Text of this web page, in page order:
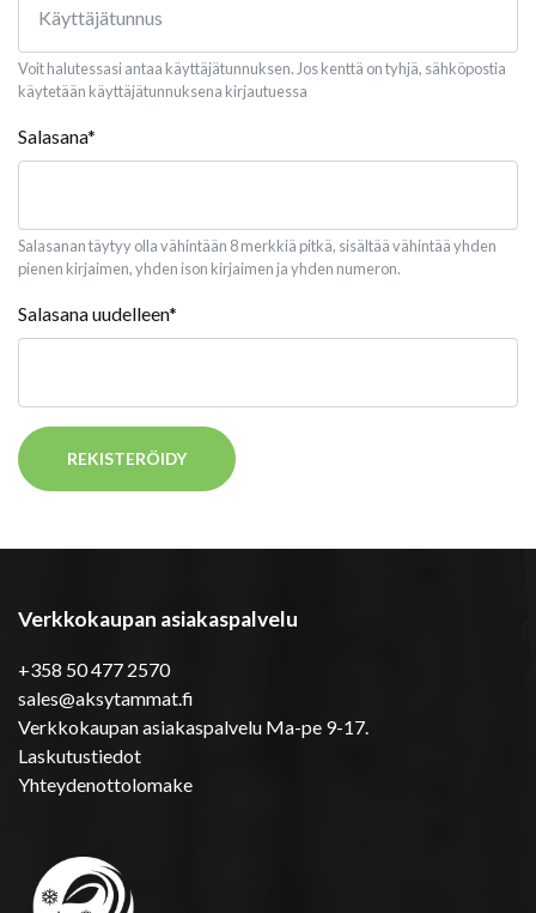
Voit halutessasi antaa käyttäjätunnuksen. Jos kenttä on tyhjä, sähköpostia
käytetään käyttäjätunnuksena kirjautuessa
Salasana*
Salasanan täytyy olla vähintään 8 merkkiä pitkä, sisältää vähintää yhden
pienen kirjaimen, yhden ison kirjaimen ja yhden numeron.
Salasana uudelleen*
REKISTERÖIDY
Verkkokaupan asiakaspalvelu
+358 50 477 2570
sales@aksytammat.fi
Verkkokaupan asiakaspalvelu Ma-pe 9-17.
Laskutustiedot
Yhteydenottolomake